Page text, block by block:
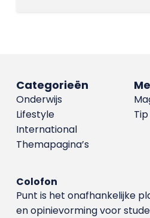
Categorieën
Onderwijs
Lifestyle
International
Themapagina’s
Colofon
Punt is het onafhankelijke
en opinievorming voor